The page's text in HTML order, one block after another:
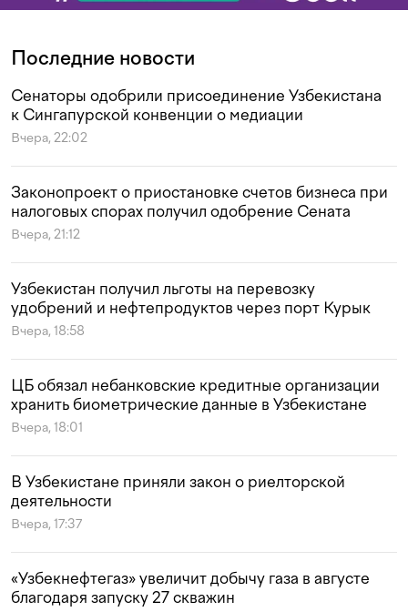
Последние новости
Сенаторы одобрили присоединение Узбекистана
к Сингапурской конвенции о медиации
Вчера, 22:02
Законопроект о приостановке счетов бизнеса при
налоговых спорах получил одобрение Сената
Вчера, 21:12
Узбекистан получил льготы на перевозку
удобрений и нефтепродуктов через порт Курык
Вчера, 18:58
ЦБ обязал небанковские кредитные организации
хранить биометрические данные в Узбекистане
Вчера, 18:01
В Узбекистане приняли закон о риелторской
деятельности
Вчера, 17:37
«Узбекнефтегаз» увеличит добычу газа в августе
благодаря запуску 27 скважин